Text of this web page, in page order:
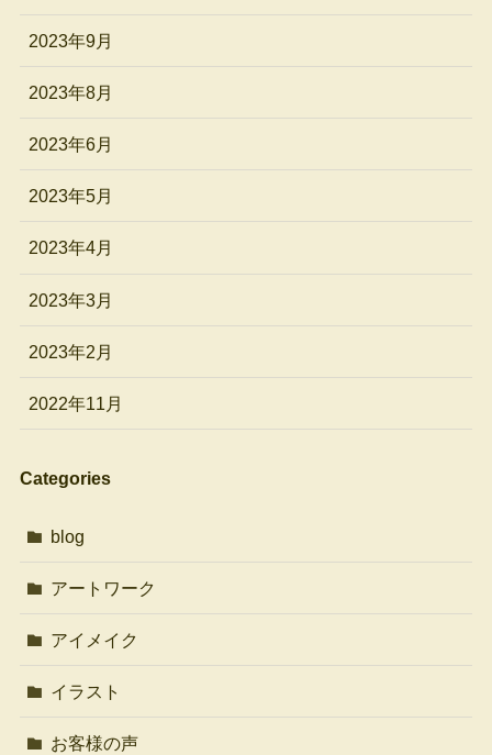
2023年9月
2023年8月
2023年6月
2023年5月
2023年4月
2023年3月
2023年2月
2022年11月
Categories
blog
アートワーク
アイメイク
イラスト
お客様の声